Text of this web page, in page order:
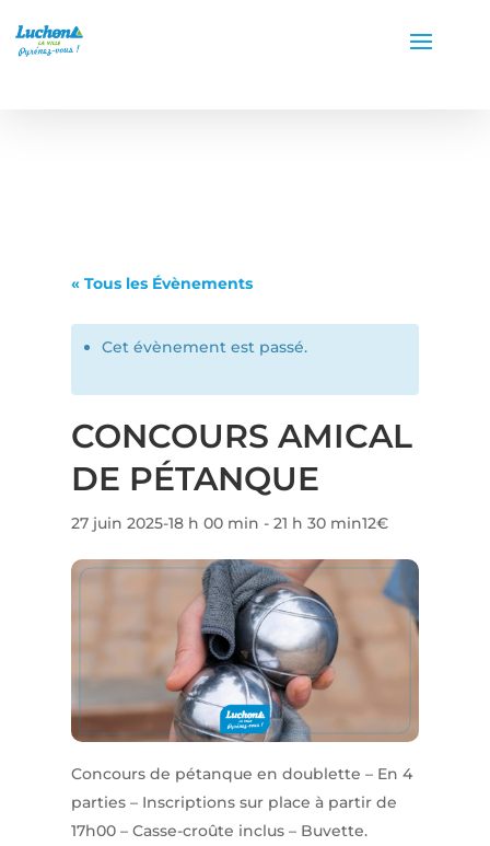
« Tous les Évènements
Cet évènement est passé.
CONCOURS AMICAL
DE PÉTANQUE
27 juin 2025-18 h 00 min - 21 h 30 min12€
Concours de pétanque en doublette – En 4
parties – Inscriptions sur place à partir de
17h00 – Casse-croûte inclus – Buvette.